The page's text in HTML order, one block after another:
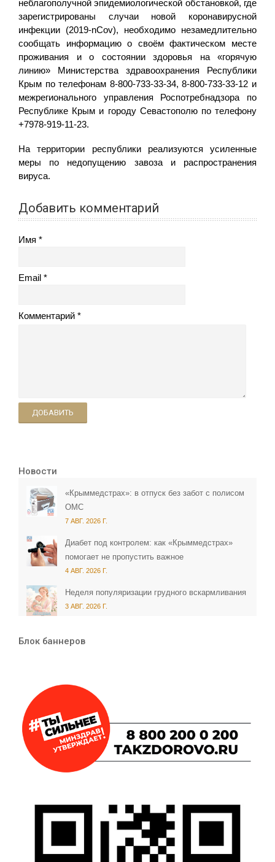
неблагополучной эпидемиологической обстановкой, где
зарегистрированы случаи новой коронавирусной
инфекции (2019-nCov), необходимо незамедлительно
сообщать информацию о своём фактическом месте
проживания и о состоянии здоровья на «горячую
линию» Министерства здравоохранения Республики
Крым по телефонам 8-800-733-33-34, 8-800-733-33-12 и
межрегионального управления Роспотребнадзора по
Республике Крым и городу Севастополю по телефону
+7978-919-11-23.
На территории республики реализуются усиленные
меры по недопущению завоза и распространения
вируса.
Добавить комментарий
Имя
Email
Комментарий
ДОБАВИТЬ
Новости
«Крыммедстрах»: в отпуск без забот с полисом
ОМС
7 АВГ. 2026 Г.
Диабет под контролем: как «Крыммедстрах»
помогает не пропустить важное
4 АВГ. 2026 Г.
Неделя популяризации грудного вскармливания
3 АВГ. 2026 Г.
Блок баннеров